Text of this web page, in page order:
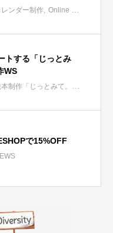
レンダー制作 Online Shop
トする「じっとみ
WS
制作「じっとみて。」
で15%OFF